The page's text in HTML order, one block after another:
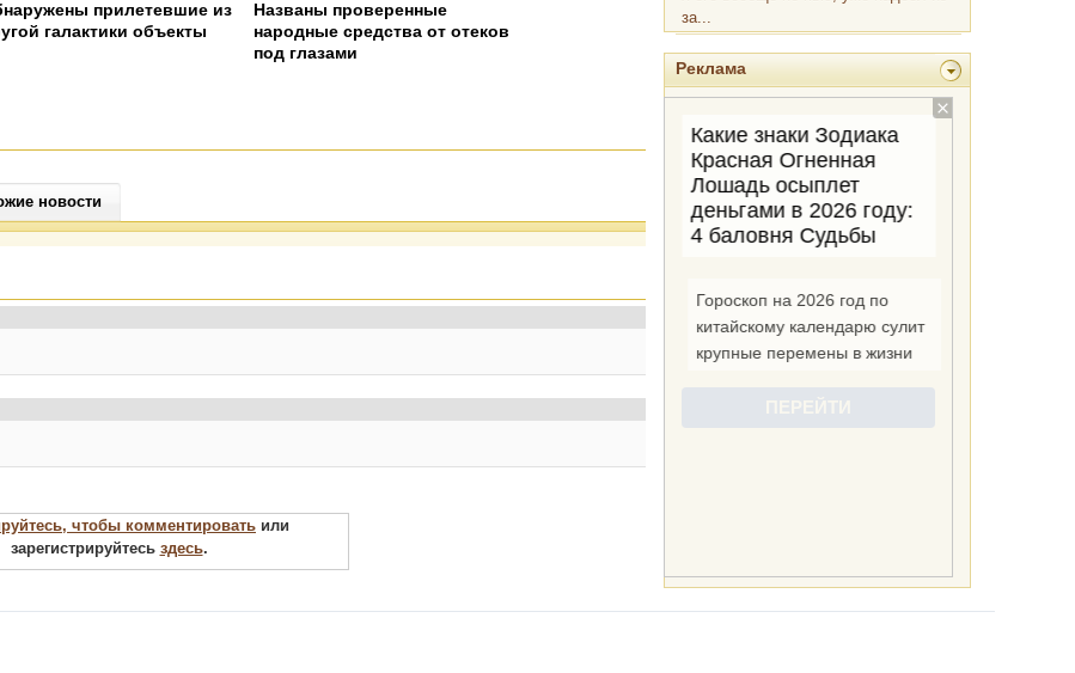
прилетевшие из
галактики объекты
Названы проверенные
народные средства от отеков
под глазами
новости
чтобы комментировать или
зарегистрируйтесь здесь.
за...
Реклама